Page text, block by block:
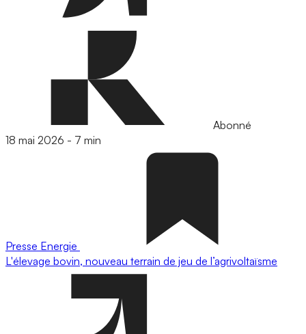
Abonné
18 mai 2026 - 7 min
Presse Energie
L'élevage bovin, nouveau terrain de jeu de l’agrivoltaïsme